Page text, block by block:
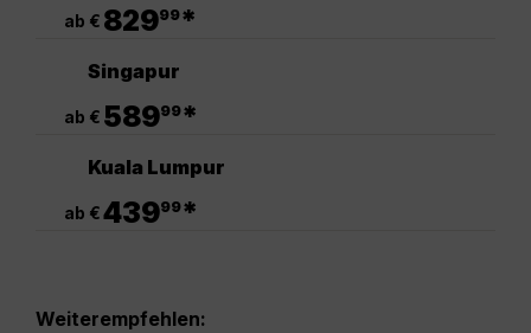
ab € 82999*
Singapur
ab € 58999*
Kuala Lumpur
ab €43999*
Weiterempfehlen: